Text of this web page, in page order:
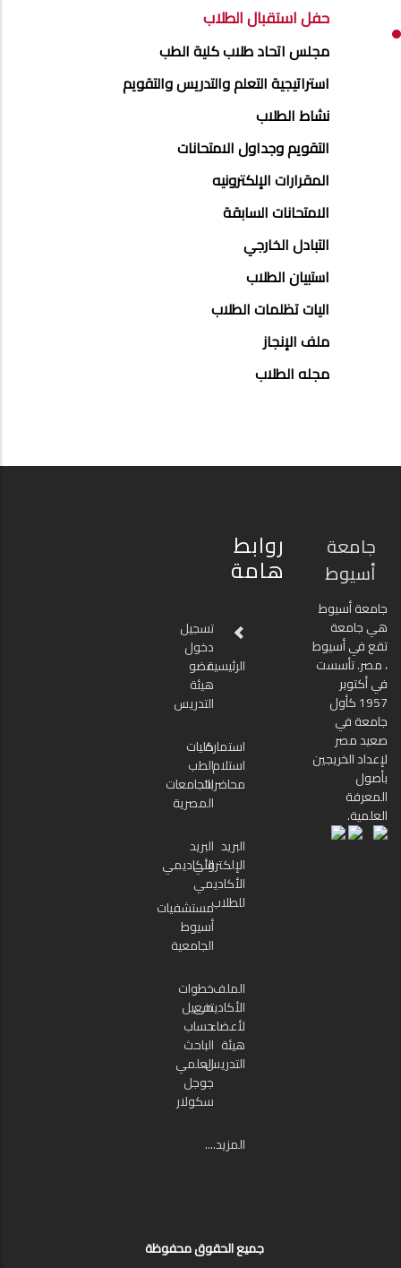
حفل استقبال الطلاب
مجلس اتحاد طلاب كلية الطب
استراتيجية التعلم والتدريس والتقويم
نشاط الطلاب
التقويم وجداول الامتحانات
المقرارات الإلكترونيه
الامتحانات السابقة
التبادل الخارجي
استبيان الطلاب
اليات تظلمات الطلاب
ملف الإنجاز
مجله الطلاب
جامعة
أسيوط
جامعة أسيوط
هي جامعة
تقع في أسيوط
، مصر. تأسست
في أكتوبر
1957 كأول
جامعة في
صعيد مصر
لإعداد الخريجين
بأصول
المعرفة
العلمية.
روابط
هامة
الرئيسية
تسجيل
دخول
عضو
هيئة
التدريس
استمارة
استلام
محاضرات
كليات
الطب
بالجامعات
المصرية
البريد
الإلكتروني
الأكاديمي
للطلاب
البريد
الأكاديمي
مستشفيات
أسيوط
الجامعية
الملف
الأكاديمى
لأعضاء
هيئة
التدريس
خطوات
تفعيل
حساب
الباحث
العلمي
جوجل
سكولار
المزيد....
جميع الحقوق محفوظة